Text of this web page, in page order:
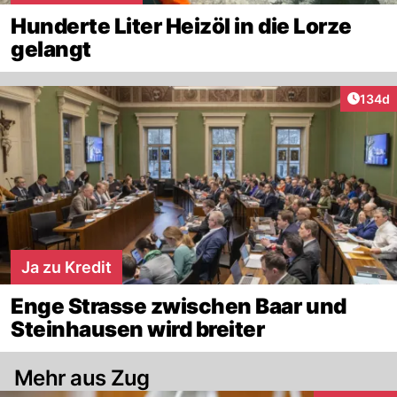
Hunderte Liter Heizöl in die Lorze
gelangt
134d
Ja zu Kredit
Enge Strasse zwischen Baar und
Steinhausen wird breiter
Mehr aus Zug